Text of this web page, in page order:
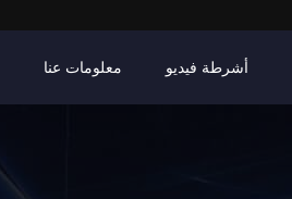
أشرطة فيديو معلومات عنا